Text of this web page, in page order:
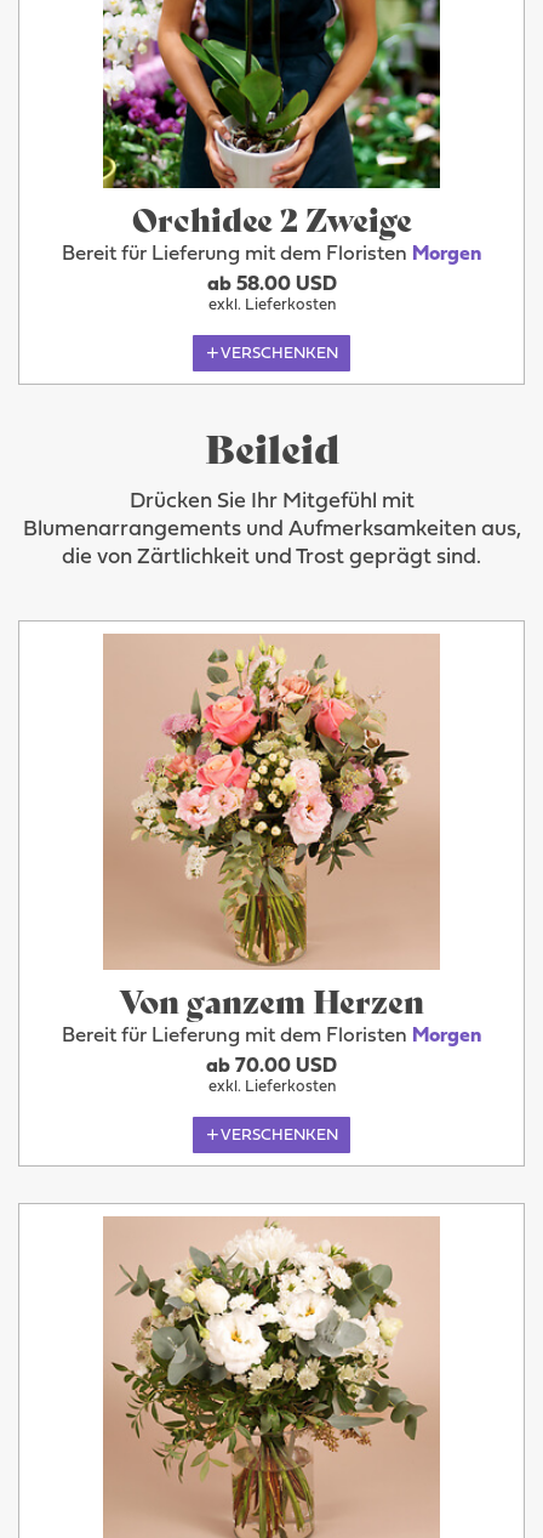
Orchidee 2 Zweige
Bereit für Lieferung mit dem Floristen Morgen
ab 58.00 USD
exkl. Lieferkosten
VERSCHENKEN
Beileid
Drücken Sie Ihr Mitgefühl mit
Blumenarrangements und Aufmerksamkeiten aus,
die von Zärtlichkeit und Trost geprägt sind.
Von ganzem Herzen
Bereit für Lieferung mit dem Floristen Morgen
ab 70.00 USD
exkl. Lieferkosten
VERSCHENKEN